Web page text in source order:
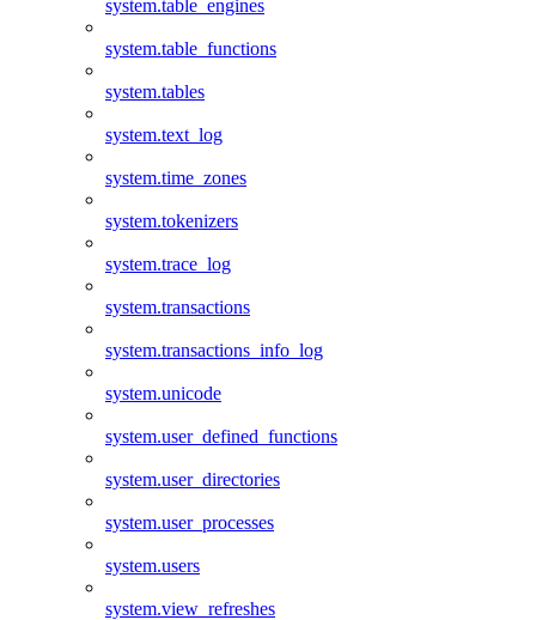
system.table_engines
system.table_functions
system.tables
system.text_log
system.time_zones
system.tokenizers
system.trace_log
system.transactions
system.transactions_info_log
system.unicode
system.user_defined_functions
system.user_directories
system.user_processes
system.users
system.view_refreshes